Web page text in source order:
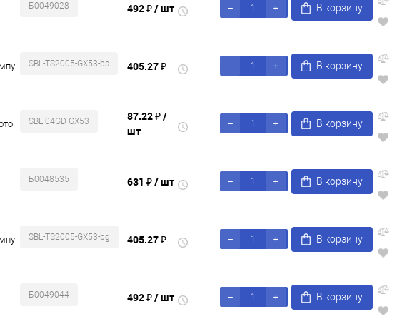
Б0049028 492 ₽/ шт В корзину
SBL-TS2005-GX53-bs 405.27 ₽ В корзину
SBL-04GD-GX53 87.22 ₽/
шт
В корзину
Б0048535 631 ₽/ шт В корзину
SBL-TS2005-GX53-bg 405.27 ₽ В корзину
Б0049044 492 ₽/ шт В корзину